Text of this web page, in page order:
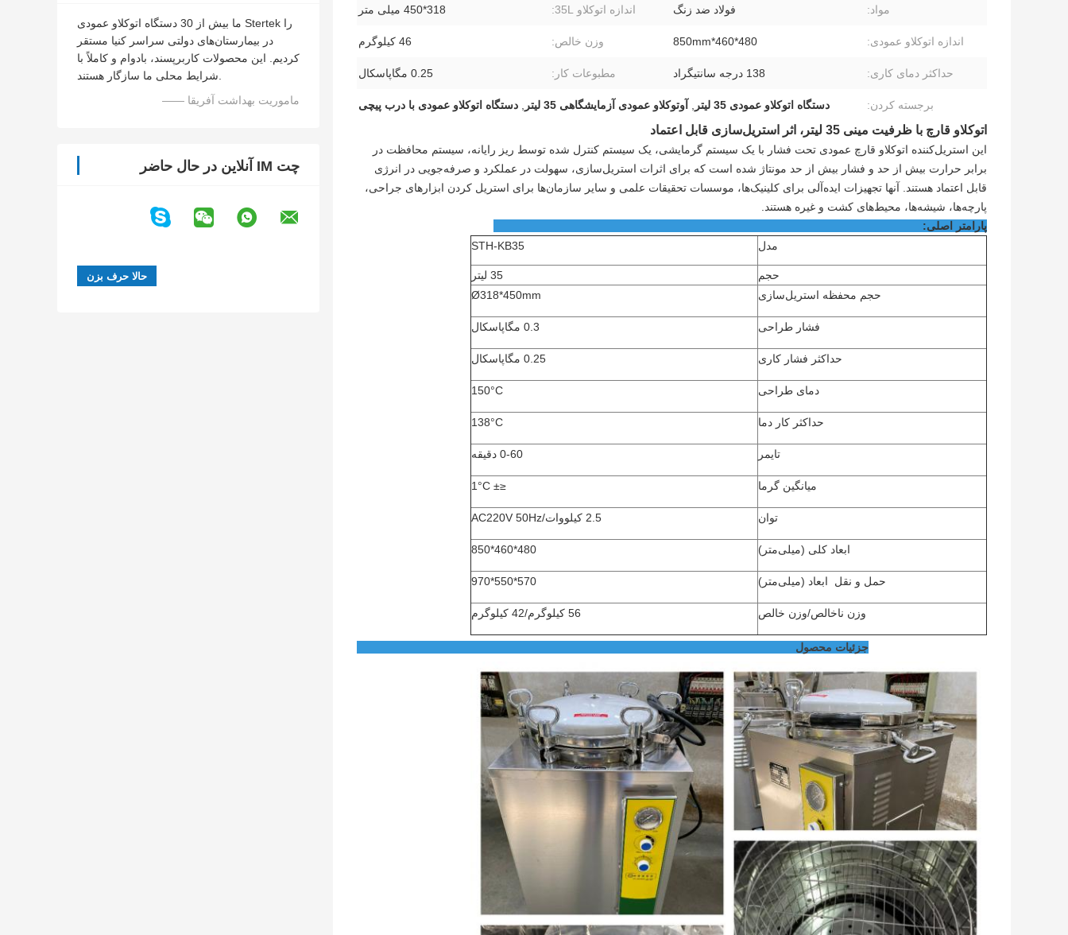
ما بیش از 30 دستگاه اتوکلاو عمودی Stertek را
در بیمارستان‌های دولتی سراسر کنیا مستقر
کردیم. این محصولات کاربرپسند، بادوام و کاملاً با
شرایط محلی ما سازگار هستند.
—— ماموریت بهداشت آفریقا
چت IM آنلاین در حال حاضر
مواد: فولاد ضد زنگ اندازه اتوکلاو 35L: 318*450 میلی متر
اندازه اتوکلاو عمودی: 480*460*850mm وزن خالص: 46 کیلوگرم
حداکثر دمای کاری: 138 درجه سانتیگراد مطبوعات کار: 0.25 مگاپاسکال
برجسته کردن: دستگاه اتوکلاو عمودی 35 لیتر , آوتوکلاو عمودی آزمایشگاهی 35 لیتر , دستگاه اتوکلاو عمودی با درب پیچی
اتوکلاو قارچ با ظرفیت مینی 35 لیتر، اثر استریل‌سازی قابل اعتماد
این استریل‌کننده اتوکلاو قارچ عمودی تحت فشار با یک سیستم گرمایشی، یک سیستم کنترل شده توسط ریز رایانه، سیستم محافظت در
برابر حرارت بیش از حد و فشار بیش از حد مونتاژ شده است که برای اثرات استریل‌سازی، سهولت در عملکرد و صرفه‌جویی در انرژی
قابل اعتماد هستند. آنها تجهیزات ایده‌آلی برای کلینیک‌ها، موسسات تحقیقات علمی و سایر سازمان‌ها برای استریل کردن ابزارهای جراحی،
پارچه‌ها، شیشه‌ها، محیط‌های کشت و غیره هستند.
پارامتر اصلی:
مدل
STH-KB35
حجم
35 لیتر
حجم محفظه استریل‌سازی
Ø318*450mm
فشار طراحی 0.3 مگاپاسکال
حداکثر فشار کاری 0.25 مگاپاسکال
دمای طراحی 150°C
حداکثر کار دما 138°C
تایمر 0-60 دقیقه
میانگین گرما ≤± 1°C
توان 2.5 کیلووات/AC220V 50Hz
ابعاد کلی (میلی‌متر) 480*460*850
حمل و نقل ابعاد (میلی‌متر) 570*550*970
وزن ناخالص/وزن خالص 56 کیلوگرم/42 کیلوگرم
جزئیات محصول